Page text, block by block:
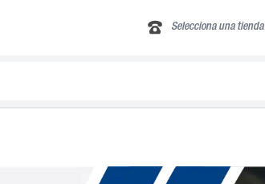
Selecciona una tienda